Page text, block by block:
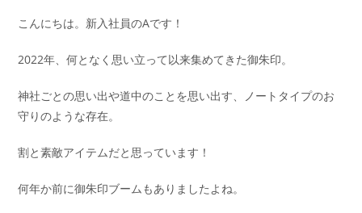
こんにちは。新入社員のAです！
2022年、何となく思い立って以来集めてきた御朱印。
神社ごとの思い出や道中のことを思い出す、ノートタイプのお
守りのような存在。
割と素敵アイテムだと思っています！
何年か前に御朱印ブームもありましたよね。